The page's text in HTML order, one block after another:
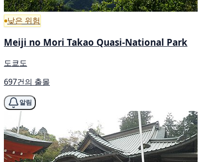
낮은 위험
Meiji no Mori Takao Quasi-National Park
도쿄도
697건의 출몰
알림